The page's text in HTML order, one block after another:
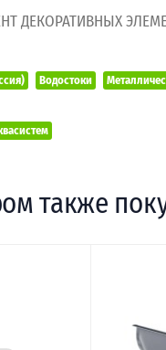
Водостоки
также